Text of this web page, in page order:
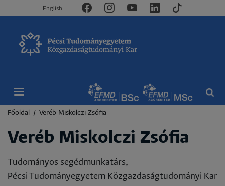
English
Morzsa
Főoldal Veréb Miskolczi Zsófia
Veréb Miskolczi Zsófia
Tudományos segédmunkatárs,
Pécsi Tudományegyetem Közgazdaságtudományi Kar